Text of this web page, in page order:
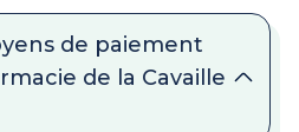
de paiement
de la Cavaille